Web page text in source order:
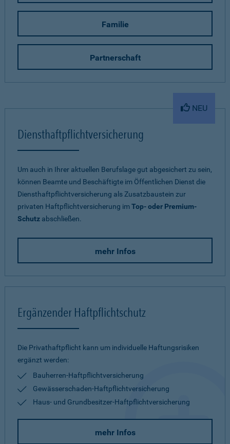
Familie
Partnerschaft
NEU
Diensthaftpflichtversicherung
Um auch in Ihrer aktuellen Berufslage gut abgesichert zu sein,
können Beamte und Beschäftigte im Öffentlichen Dienst die
Diensthaftpflichtversicherung als Zusatzbaustein zur
privaten Haftpflichtversicherung imTop- oder Premium-
Schutz abschließen.
mehr Infos
Ergänzender Haftpflichtschutz
Die Privathaftpflicht kann um individuelle Haftungsrisiken
ergänzt werden:
Bauherren-Haftpflichtversicherung
Gewässerschaden-Haftpflichtversicherung
Haus- und Grundbesitzer-Haftpflichtversicherung
mehr Infos